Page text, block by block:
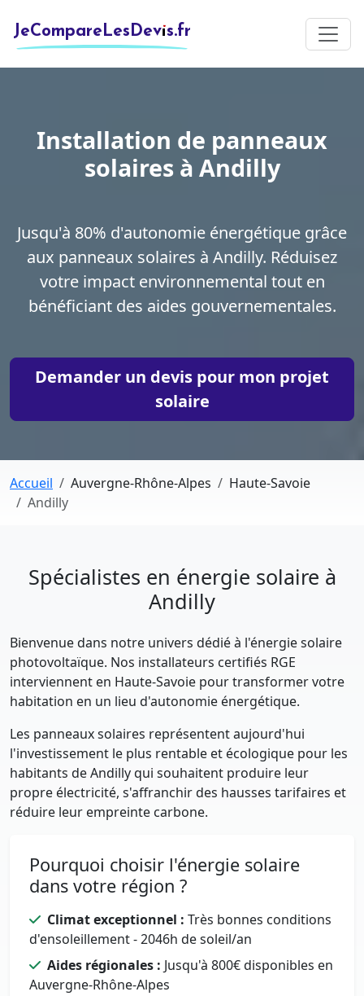
JeCompareLesDevis.fr
Installation de panneaux
solaires à Andilly
Jusqu'à 80% d'autonomie énergétique grâce
aux panneaux solaires à Andilly. Réduisez
votre impact environnemental tout en
bénéficiant des aides gouvernementales.
Demander un devis pour mon projet
solaire
Accueil Auvergne-Rhône-Alpes
Haute-Savoie
Andilly
Spécialistes en énergie solaire à
Andilly
Bienvenue dans notre univers dédié à l'énergie solaire
photovoltaïque. Nos installateurs certifiés RGE
interviennent en Haute-Savoie pour transformer votre
habitation en un lieu d'autonomie énergétique.
Les panneaux solaires représentent aujourd'hui
l'investissement le plus rentable et écologique pour les
habitants de Andilly qui souhaitent produire leur
propre électricité, s'affranchir des hausses tarifaires et
réduire leur empreinte carbone.
Pourquoi choisir l'énergie solaire
dans votre région ?
Climat exceptionnel : Très bonnes conditions
d'ensoleillement - 2046h de soleil/an
Aides régionales : Jusqu'à 800€ disponibles en
Auvergne-Rhône-Alpes